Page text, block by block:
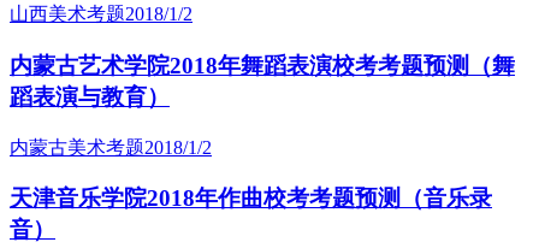
山西美术考题2018/1/2
内蒙古艺术学院2018年舞蹈表演校考考题预测（舞
蹈表演与教育）
内蒙古美术考题2018/1/2
天津音乐学院2018年作曲校考考题预测（音乐录
音）